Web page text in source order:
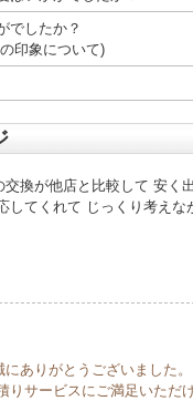
でしたか？
印象について)
換が他店と比較して 安く
してくれて じっくり考えな
ありがとうございました。
りサービスにご満足いただ